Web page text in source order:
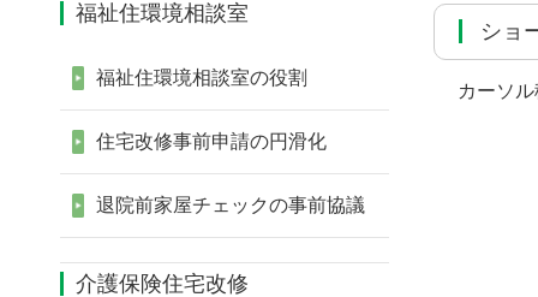
シ
カーソ
福祉住環境相談室
福祉住環境相談室の役割
住宅改修事前申請の円滑化
退院前家屋チェックの事前協議
介護保険住宅改修